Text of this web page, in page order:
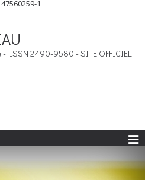
1
2490-9580 - SITE OFFICIEL